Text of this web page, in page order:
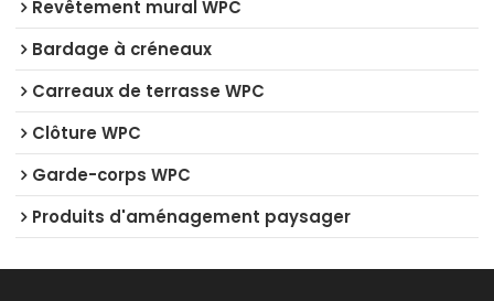
Revêtement mural WPC
Bardage à créneaux
Carreaux de terrasse WPC
Clôture WPC
Garde-corps WPC
Produits d'aménagement paysager